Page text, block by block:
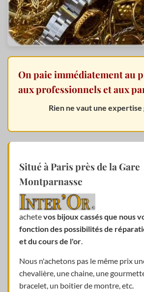
On paie immédiatement au
aux professionnels et aux
Rien ne vaut une
Situé à Paris près de la Gare
Montparnasse
achetevos bijoux cassés que nous
fonction des possibilités de
et du cours de l'or.
Nous n'achetons pas le même prix
chevalière, une chaine, une
bracelet, un boitier de montre, etc.